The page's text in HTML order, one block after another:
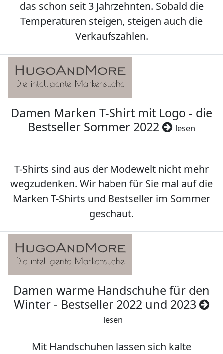
das schon seit 3 Jahrzehnten. Sobald die
Temperaturen steigen, steigen auch die
Verkaufszahlen.
Damen Marken T-Shirt mit Logo - die
Bestseller Sommer 2022
lesen
T-Shirts sind aus der Modewelt nicht mehr
wegzudenken. Wir haben für Sie mal auf die
Marken T-Shirts und Bestseller im Sommer
geschaut.
Damen warme Handschuhe für den
Winter - Bestseller 2022 und 2023
lesen
Mit Handschuhen lassen sich kalte